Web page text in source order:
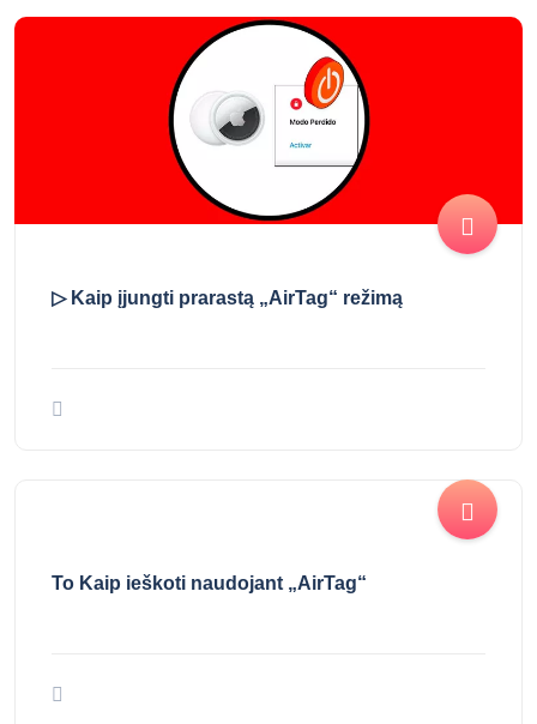
To Kaip pakeisti „AirTag“ bateriją